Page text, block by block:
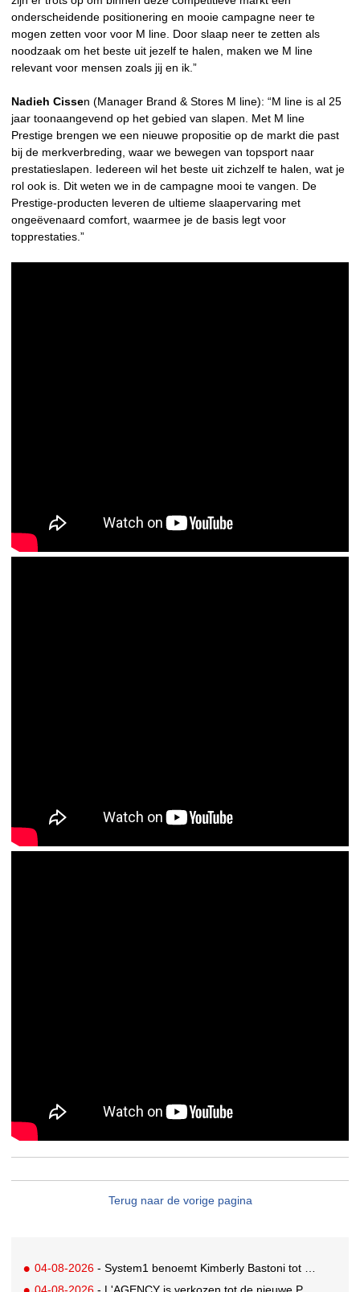
onderscheidende positionering en mooie campagne neer te
mogen zetten voor voor M line. Door slaap neer te zetten als
noodzaak om het beste uit jezelf te halen, maken we M line
relevant voor mensen zoals jij en ik.”
Nadieh Cissen (Manager Brand & Stores M line): “M line is al 25
jaar toonaangevend op het gebied van slapen. Met M line
Prestige brengen we een nieuwe propositie op de markt die past
bij de merkverbreding, waar we bewegen van topsport naar
prestatieslapen. Iedereen wil het beste uit zichzelf te halen, wat je
rol ook is. Dit weten we in de campagne mooi te vangen. De
Prestige-producten leveren de ultieme slaapervaring met
ongeëvenaard comfort, waarmee je de basis legt voor
topprestaties.”
Terug naar de vorige pagina
04-08-2026 - System1 benoemt Kimberly Bastoni tot Gobal Chief Commercial Officer